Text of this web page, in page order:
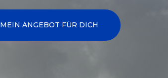
MEIN ANGEBOT FÜR DICH